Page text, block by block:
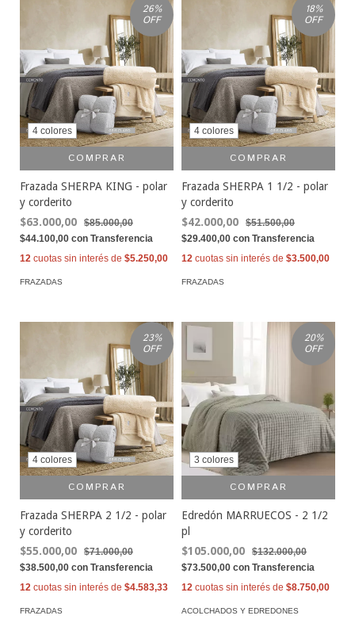
26%
OFF
4 colores
COMPRAR
Frazada SHERPA KING - polar
y corderito
$63.000,00
$85.000,00
$44.100,00 con Transferencia
12 cuotas sin interés de $5.250,00
FRAZADAS
18%
OFF
4 colores
COMPRAR
Frazada SHERPA 1 1/2 - polar
y corderito
$42.000,00
$51.500,00
$29.400,00 con Transferencia
12 cuotas sin interés de $3.500,00
FRAZADAS
23%
OFF
4 colores
COMPRAR
Frazada SHERPA 2 1/2 - polar
y corderito
$55.000,00
$71.000,00
$38.500,00 con Transferencia
12 cuotas sin interés de $4.583,33
FRAZADAS
20%
OFF
3 colores
COMPRAR
Edredón MARRUECOS - 2 1/2
pl
$105.000,00
$132.000,00
$73.500,00 con Transferencia
12 cuotas sin interés de $8.750,00
ACOLCHADOS Y EDREDONES